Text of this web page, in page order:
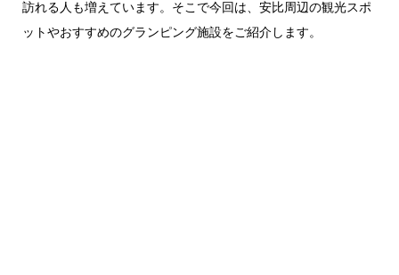
訪れる人も増えています。そこで今回は、安比周辺の観光スポ
ットやおすすめのグランピング施設をご紹介します。